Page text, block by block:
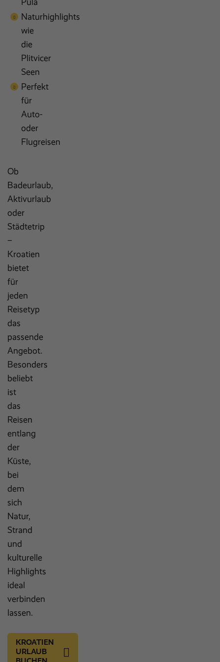
Naturhighlights
wie
die
Plitvicer
Seen
Perfekt
für
Auto-
oder
Flugreisen
Ob
Badeurlaub,
Aktivurlaub
oder
Städtetrip
–
Kroatien
bietet
für
jeden
Reisetyp
das
passende
Angebot.
Besonders
beliebt
ist
das
Reisen
entlang
der
Küste,
bei
dem
sich
Natur,
Strand
und
kulturelle
Highlights
ideal
verbinden
lassen.
KROATIEN
URLAUB